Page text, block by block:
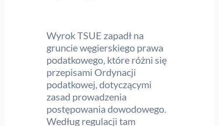
Wyrok TSUE zapadł na
gruncie węgierskiego prawa
podatkowego, które różni się
przepisami Ordynacji
podatkowej, dotyczącymi
zasad prowadzenia
postępowania dowodowego.
Według regulacji tam